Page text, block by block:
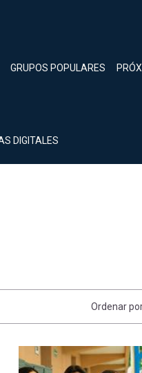
GRUPOS POPULARES
DIGITALES
Ordenar
Inicia sesión.